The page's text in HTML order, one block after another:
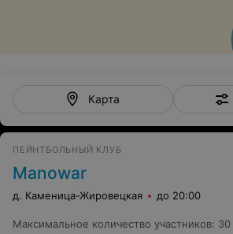
Карта
ПЕЙНТБОЛЬНЫЙ КЛУБ
Manowar
д. Каменица-Жировецкая до 20:00
Максимальное количество участников: 30